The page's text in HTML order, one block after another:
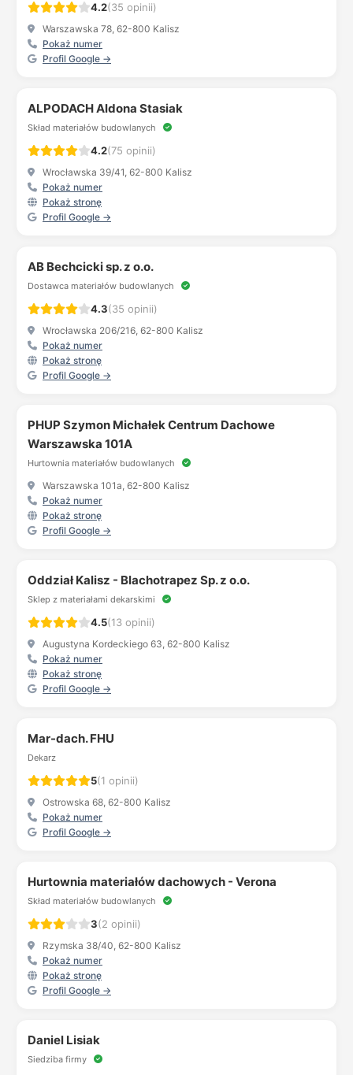
4.2(35 opinii)
Warszawska 78, 62-800 Kalisz
Pokaż numer
Profil Google →
ALPODACH Aldona Stasiak
Skład materiałów budowlanych
4.2(75 opinii)
Wrocławska 39/41, 62-800 Kalisz
Pokaż numer
Pokaż stronę
Profil Google →
AB Bechcicki sp. z o.o.
Dostawca materiałów budowlanych
4.3(35 opinii)
Wrocławska 206/216, 62-800 Kalisz
Pokaż numer
Pokaż stronę
Profil Google →
PHUP Szymon Michałek Centrum Dachowe
Warszawska 101A
Hurtownia materiałów budowlanych
Warszawska 101a, 62-800 Kalisz
Pokaż numer
Pokaż stronę
Profil Google →
Oddział Kalisz - Blachotrapez Sp. z o.o.
Sklep z materiałami dekarskimi
4.5(13 opinii)
Augustyna Kordeckiego 63, 62-800 Kalisz
Pokaż numer
Pokaż stronę
Profil Google →
Mar-dach. FHU
Dekarz
5(1 opinii)
Ostrowska 68, 62-800 Kalisz
Pokaż numer
Profil Google →
Hurtownia materiałów dachowych - Verona
Skład materiałów budowlanych
3(2 opinii)
Rzymska 38/40, 62-800 Kalisz
Pokaż numer
Pokaż stronę
Profil Google →
Daniel Lisiak
Siedziba firmy